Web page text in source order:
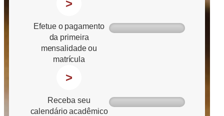
>
Efetue o pagamento
da primeira
mensalidade ou
matrícula
>
Receba seu
calendário acadêmico